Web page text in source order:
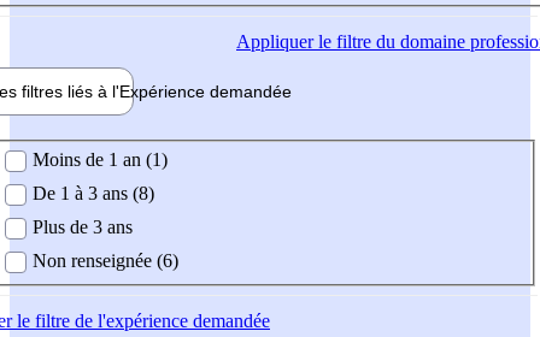
Appliquerle filtre du domaine
filtres liés à l'Expérience demandée
demandée
Moins de 1 an (1)
De 1 à 3 ans (8)
Plus de 3 ans
Non renseignée (6)
le filtre de l'expérience demandée